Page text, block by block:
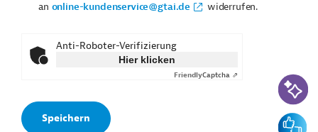
an online-kundenservice@gtai.de widerrufen.
Anti-Roboter-Verifizierung
Hier klicken
FriendlyCaptcha ⇗ KI-